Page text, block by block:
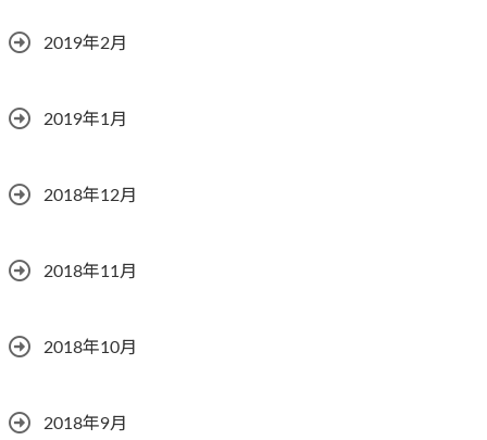
2019年2月
2019年1月
2018年12月
2018年11月
2018年10月
2018年9月